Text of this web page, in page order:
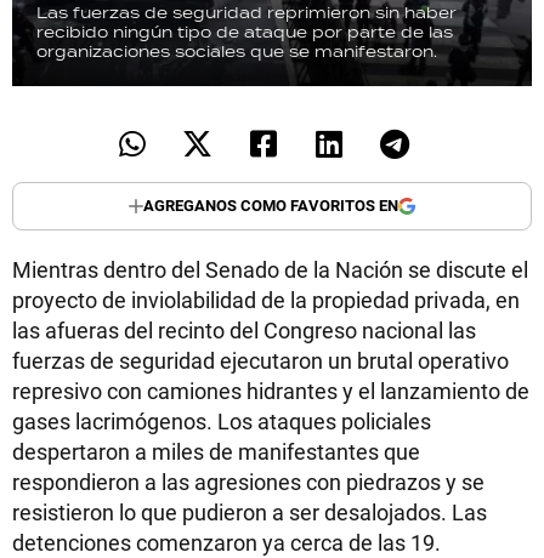
Las fuerzas de seguridad reprimieron sin haber
recibido ningún tipo de ataque por parte de las
organizaciones sociales que se manifestaron.
AGREGANOS COMO FAVORITOS EN
Mientras dentro del Senado de la Nación se discute el
proyecto de inviolabilidad de la propiedad privada, en
las afueras del recinto del Congreso nacional las
fuerzas de seguridad ejecutaron un brutal operativo
represivo con camiones hidrantes y el lanzamiento de
gases lacrimógenos. Los ataques policiales
despertaron a miles de manifestantes que
respondieron a las agresiones con piedrazos y se
resistieron lo que pudieron a ser desalojados. Las
detenciones comenzaron ya cerca de las 19.